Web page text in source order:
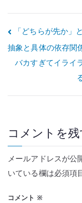
投
稿
ナ
ビ
ー
シ
ョ
ン
「どちらが先か」
抽象と具体の依存関
バカすぎてイライ
コメントを残
メールアドレスが公
いている欄は必須項
コメント ※